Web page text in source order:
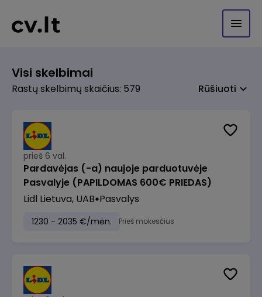
Visi skelbimai
Rastų skelbimų skaičius: 579 Rūšiuoti
prieš 6 val.
Pardavėjas (-a) naujoje parduotuvėje
Pasvalyje (PAPILDOMAS 600€ PRIEDAS)
Lidl Lietuva, UAB Pasvalys
1230 - 2035 €/mėn. Prieš mokesčius